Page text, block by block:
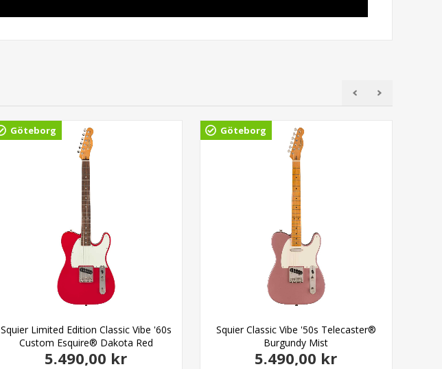
Göteborg
Squier Limited Edition Classic Vibe '60s
Custom Esquire® Dakota Red
5.490,00 kr
Göteborg
Squier Classic Vibe '50s Telecaster®
Burgundy Mist
5.490,00 kr